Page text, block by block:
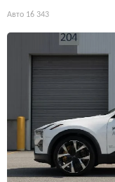
Авто 16 343